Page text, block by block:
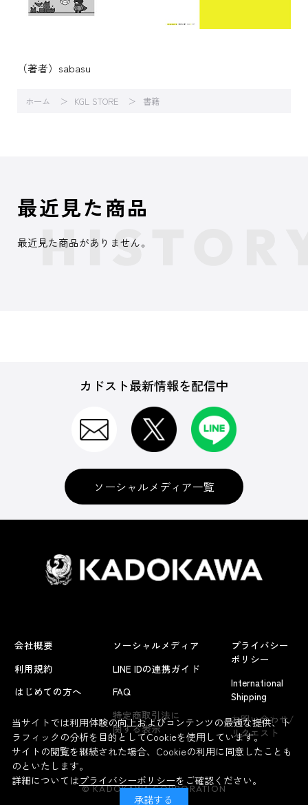
（著者）sabasu
ホーム KGL STORE 書籍
よくあるお問い合わせ
最近見た商品
最近見た商品がありません。
カドスト最新情報を配信中
ソーシャルメディア一覧
会社概要
利用規約
はじめての方へ
ソーシャルメディア
LINE IDの連携ガイド
FAQ
特定商取引法に
関する表示
プライバシー
ポリシー
International
Shipping
お問い合わせ/
リクエスト
© KADOKAWA CORPORATION
当サイトでは利用体験の向上およびコンテンツの最適な提供、ト
ラフィックの分析を目的としてCookieを使用しています。
サイトの閲覧を継続された場合、Cookieの利用に同意したことも
のといたします。
詳細についてはプライバシーポリシーをご確認ください。
承諾する